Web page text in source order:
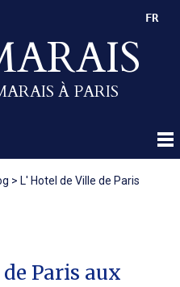
À PARIS
FR
> L' Hotel de Ville de Paris
Paris aux